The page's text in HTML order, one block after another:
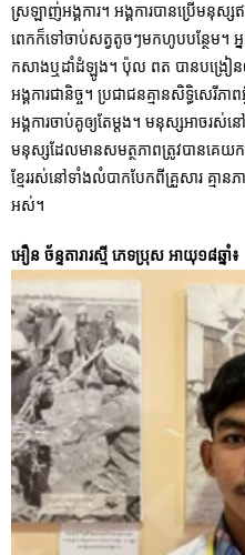
ស្រឡាញ់អង្គការ។ អង្គការបានប្រើមនុស្សឥ
ពេកក៏ទៅចាប់សត្វតូចៗមកហូបបន្ថែម។ អ្
កសាងឬដាំដំឡូង។ ប៉ុល ពត បានបង្រៀន
អង្គការជានិច្ច។ ប្រជាជនគ្មានសិទ្ធិសេរី
អង្គការចាប់គូឲ្យតែម្តង។ មនុស្សអាចរស់
មនុស្សដែលមានសមត្ថភាពត្រូវបានគេយកទ
ខ្មែររស់នៅទាំងលំបាកបែកពីគ្រួសារ គ្មាន
អស់។
អឿន ច័ន្ទតារារស្មី ភេទប្រុស អាយុ១៨ឆ្នាំ៖